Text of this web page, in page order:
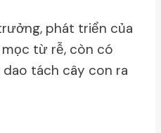
phát triển của
từ rễ, còn có
tách cây con ra